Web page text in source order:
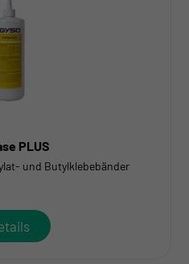
PLUS
und Butylklebebänder